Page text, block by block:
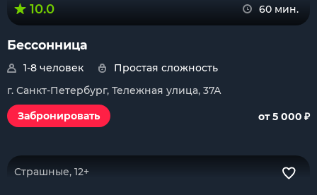
10.0 60 мин.
Бессонница
1-8 человек
Простая сложность
г. Санкт-Петербург, Тележная улица, 37А
Забронировать
от 5 000 ₽
Страшные, 12+